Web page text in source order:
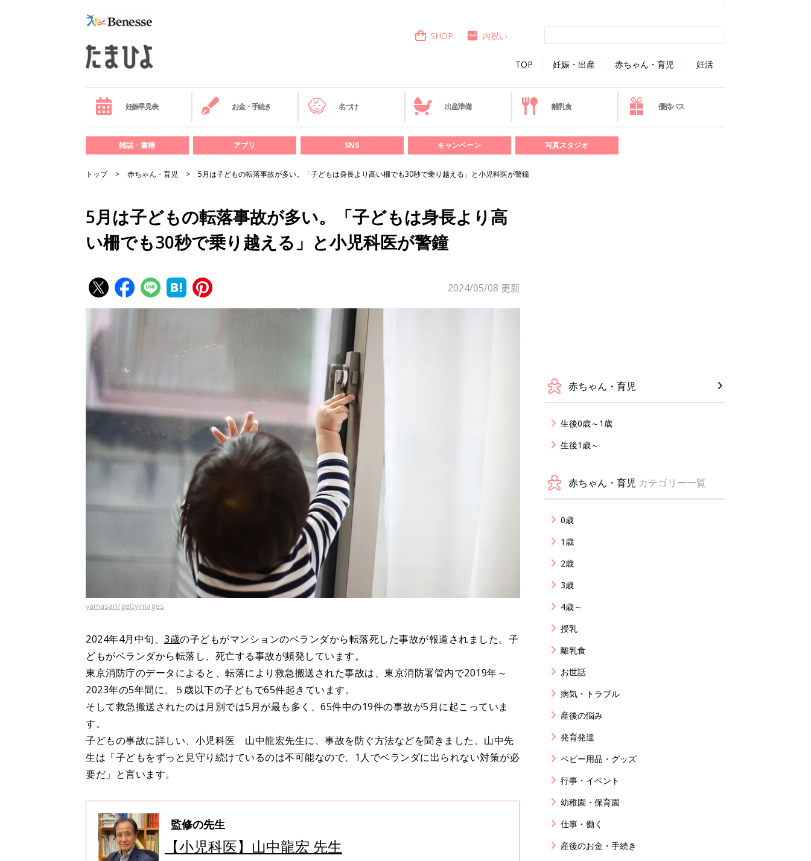
TOP 妊娠・出産 赤ちゃん・育児 妊活
SHOP 内祝い
妊娠早見表 お金・手続き 名づけ 出産準備 離乳食 優待パス
雑誌・書籍 アプリ SNS キャンペーン 写真スタジオ
トップ 赤ちゃん・育児 5月は子どもの転落事故が多い。「子どもは身長より高い柵でも30秒で乗り越える」と小児科医が警鐘
5月は子どもの転落事故が多い。「子どもは身長より高
い柵でも30秒で乗り越える」と小児科医が警鐘
2024/05/08 更新
yamasan/gettyimages
2024年4月中旬、 3歳の子どもがマンションのベランダから転落死した事故が報道されました。子
どもがベランダから転落し、死亡する事故が頻発しています。
東京消防庁のデータによると、転落により救急搬送された事故は、東京消防署管内で2019年～
2023年の5年間に、５歳以下の子どもで65件起きています。
そして救急搬送されたのは月別では5月が最も多く、65件中の19件の事故が5月に起こっていま
す。
子どもの事故に詳しい、小児科医 山中龍宏先生に、事故を防ぐ方法などを聞きました。山中先
生は「子どもをずっと見守り続けているのは不可能なので、1人でベランダに出られない対策が必
要だ」と言います。
監修の先生
【小児科医】山中龍宏 先生
赤ちゃん・育児
生後0歳～1歳
生後1歳～
赤ちゃん・育児 カテゴリー一覧
0歳
1歳
2歳
3歳
4歳～
授乳
離乳食
お世話
病気・トラブル
産後の悩み
発育発達
ベビー用品・グッズ
行事・イベント
幼稚園・保育園
仕事・働く
産後のお金・手続き